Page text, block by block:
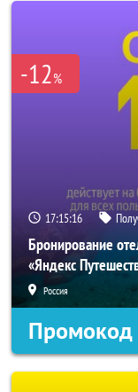
-12%
17:15:14
Бронирование
«Яндекс
Россия
Промокод